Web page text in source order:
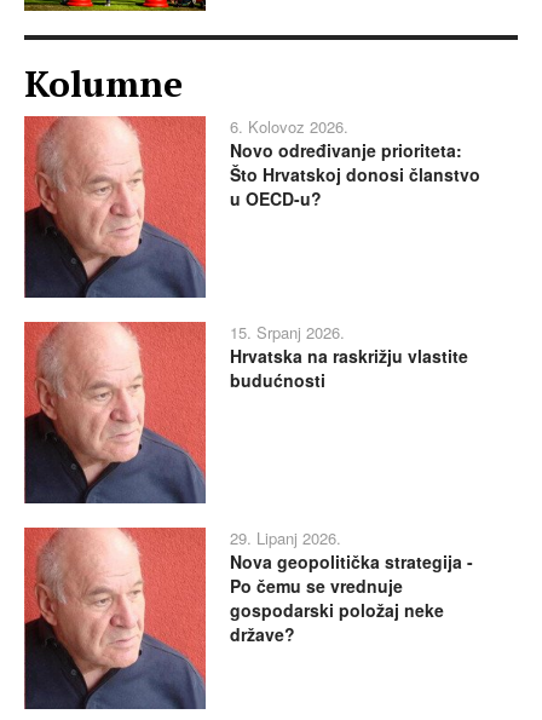
Kolumne
6. Kolovoz 2026.
Novo određivanje prioriteta:
Što Hrvatskoj donosi članstvo
u OECD-u?
15. Srpanj 2026.
Hrvatska na raskrižju vlastite
budućnosti
29. Lipanj 2026.
Nova geopolitička strategija -
Po čemu se vrednuje
gospodarski položaj neke
države?